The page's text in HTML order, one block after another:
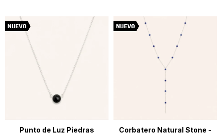
Punto de Luz Piedras
Corbatero Natural Stone -